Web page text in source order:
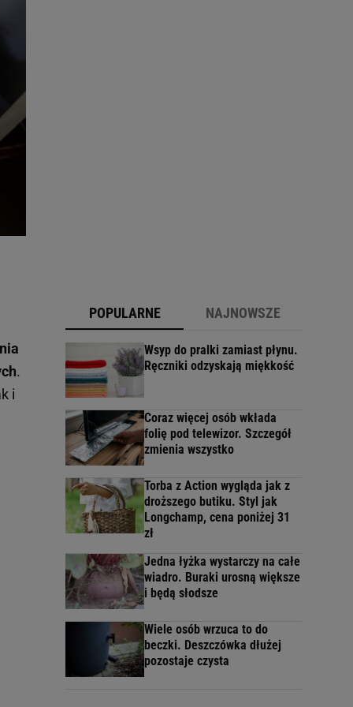
.
i
POPULARNE NAJNOWSZE
Wsyp do pralki zamiast płynu.
Ręczniki odzyskają miękkość
Coraz więcej osób wkłada
folię pod telewizor. Szczegół
zmienia wszystko
Torba z Action wygląda jak z
droższego butiku. Styl jak
Longchamp, cena poniżej 31
zł
Jedna łyżka wystarczy na całe
wiadro. Buraki urosną większe
i będą słodsze
Wiele osób wrzuca to do
beczki. Deszczówka dłużej
pozostaje czysta